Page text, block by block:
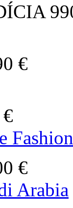
€
€
Arabia